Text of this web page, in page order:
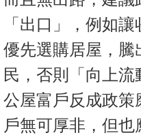
「出口」，例如
優先選購居屋，騰
民，否則「向上流
公屋富戶反成政策
戶無可厚非，但